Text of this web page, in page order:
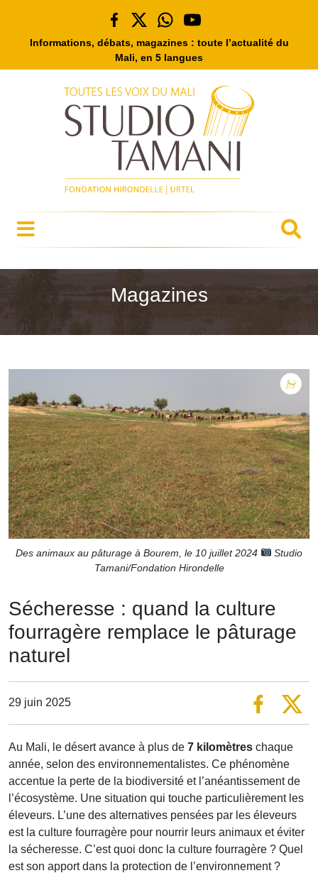
Informations, débats, magazines : toute l’actualité du
Mali, en 5 langues
Magazines
Des animaux au pâturage à Bourem, le 10 juillet 2024
Studio
Tamani/Fondation Hirondelle
Sécheresse : quand la culture
fourragère remplace le pâturage
naturel
29 juin 2025
Au Mali, le désert avance à plus de 7 kilomètres chaque
année, selon des environnementalistes. Ce phénomène
accentue la perte de la biodiversité et l’anéantissement de
l’écosystème. Une situation qui touche particulièrement les
éleveurs. L’une des alternatives pensées par les éleveurs
est la culture fourragère pour nourrir leurs animaux et éviter
la sécheresse. C’est quoi donc la culture fourragère ? Quel
est son apport dans la protection de l’environnement ?